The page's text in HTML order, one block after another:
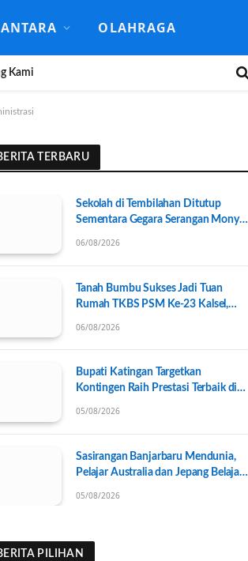
OLAHRAGA
Kami
TERBARU
Sekolah di Tembilahan Ditutup
Sementara Gegara Serangan Monyet
06/08/2026
Tanah Bumbu Sukses Jadi Tuan
Rumah TKBS PSM Ke-23 Kalsel,
06/08/2026
Bupati Katingan Targetkan
Kontingen Raih Prestasi Terbaik di
05/08/2026
Sasirangan Banjarbaru Mendunia,
Pelajar Australia dan Jepang Belajar
05/08/2026
PILIHAN